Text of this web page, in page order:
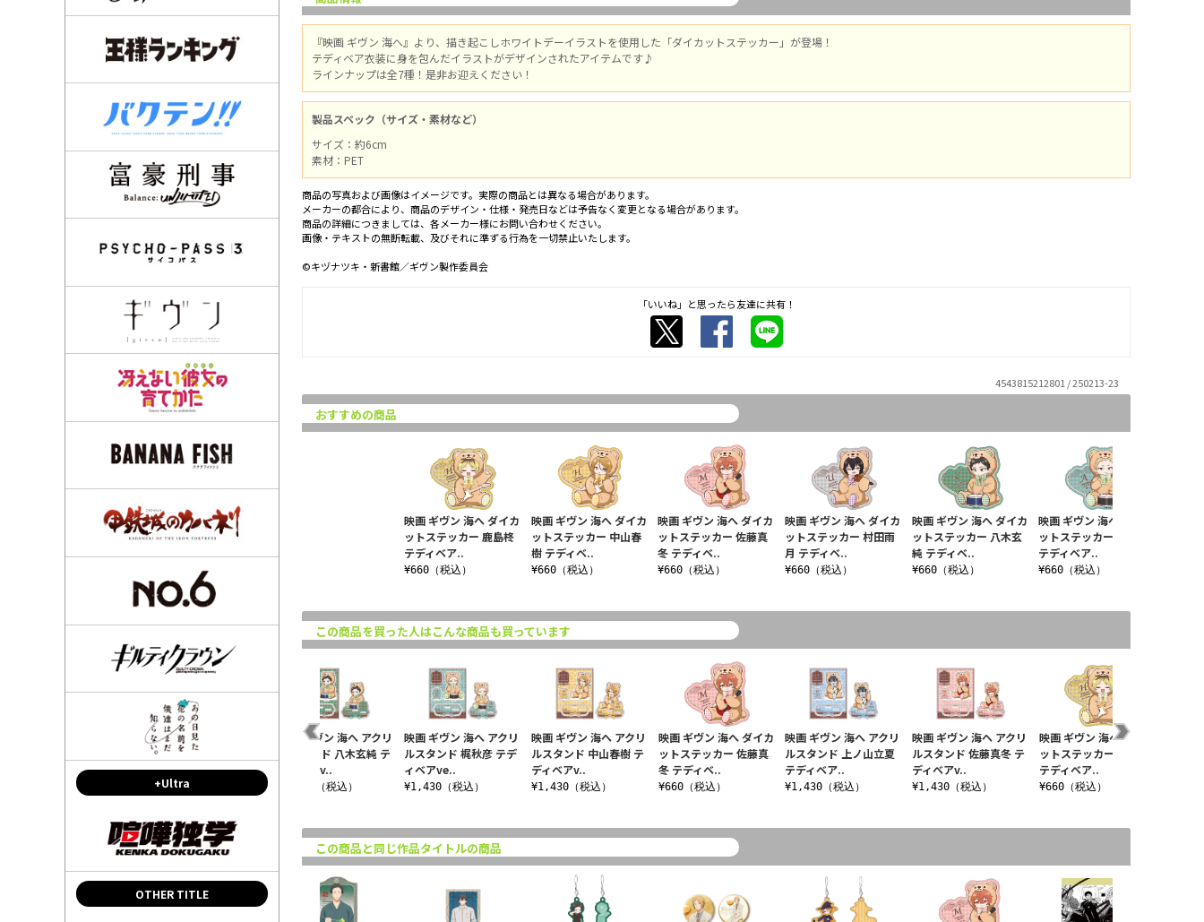
+Ultra
OTHER TITLE
『映画 ギヴン 海へ』より、描き起こしホワイトデーイラストを使用した「ダイカットステッカー」が登場！
テディベア衣装に身を包んだイラストがデザインされたアイテムです♪
ラインナップは全7種！是非お迎えください！
製品スペック（サイズ・素材など）
サイズ：約6cm
素材：PET
商品の写真および画像はイメージです。実際の商品とは異なる場合があります。
メーカーの都合により、商品のデザイン・仕様・発売日などは予告なく変更となる場合があります。
商品の詳細につきましては、各メーカー様にお問い合わせください。
画像・テキストの無断転載、及びそれに準ずる行為を一切禁止いたします。
©キヅナツキ・新書館／ギヴン製作委員会
「いいね」と思ったら友達に共有！
4543815212801 / 250213-23
おすすめの商品
映画 ギヴン 海へ ダイカ
ットステッカー 佐藤真
冬 テディベ..
¥660（税込）
映画 ギヴン 海へ ダイカ
ットステッカー 村田雨
月 テディベ..
¥660（税込）
映画 ギヴン 海へ ダイカ
ットステッカー 八木玄
純 テディベ..
¥660（税込）
映画 ギヴン 海へ ダイカ
ットステッカー 梶秋彦
テディベア..
¥660（税込）
映画 ギヴン 海へ ダイカ
ットステッカー 鹿島柊
テディベア..
¥660（税込）
映画 ギヴン 海へ ダイカ
ットステッカー 中山春
樹 テディベ..
¥660（税込）
この商品を買った人はこんな商品も買っています
映画 ギヴン 海へ ダイカ
ットステッカー 佐藤真
冬 テディベ..
¥660（税込）
映画 ギヴン 海へ アクリ
ルスタンド 上ノ山立夏
テディベア..
¥1,430（税込）
映画 ギヴン 海へ アクリ
ルスタンド 佐藤真冬 テ
ディベアv..
¥1,430（税込）
映画 ギヴン 海へ ダイカ
ットステッカー 鹿島柊
テディベア..
¥660（税込）
立夏 テディ..
¥880（税込）
映画 ギヴン 海へ ちぇい
んコレクション 佐藤真
冬 テディベ..
¥880（税込）
映画 ギヴン 海へ アクリ
ルスタンド 八木玄純 テ
ディベアv..
¥1,430（税込）
映画 ギヴン 海へ アクリ
ルスタンド 梶秋彦 テデ
ィベアve..
¥1,430（税込）
映画 ギヴン 海へ アクリ
ルスタンド 中山春樹 テ
ディベアv..
¥1,430（税込）
この商品と同じ作品タイトルの商品